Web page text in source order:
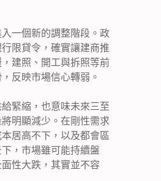
一個新的調整階段。政
限貸令，確實讓建商推
建照、開工與拆照等前
反映市場信心轉弱。
緊縮，也意味未來三至
明顯減少。在剛性需求
居高不下，以及都會區
，市場雖可能持續盤
性大跌，其實並不容